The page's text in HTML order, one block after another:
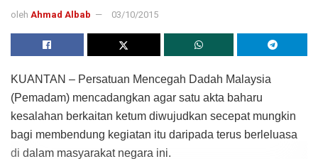
oleh Ahmad Albab 03/10/2015
KUANTAN – Persatuan Mencegah Dadah Malaysia
(Pemadam) mencadangkan agar satu akta baharu
kesalahan berkaitan ketum diwujudkan secepat mungkin
bagi membendung kegiatan itu daripada terus berleluasa
di dalam masyarakat negara ini.